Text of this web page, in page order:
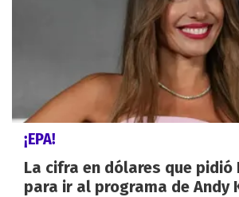
¡EPA!
La cifra en dólares que pidió
para ir al programa de Andy